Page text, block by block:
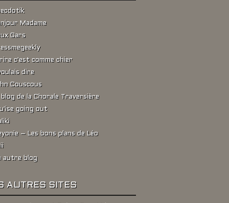
Madame
Gars
c'est comme chier
dire
Couscous
blog de la Chorale Traversière
going out
– Les bons plans de Léo
autre blog
AUTRES SITES